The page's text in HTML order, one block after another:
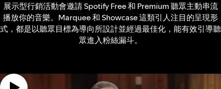
展示型行銷活動會邀請 Spotify Free 和 Premium 聽眾主動串流
播放你的音樂。Marquee 和 Showcase 這類引人注目的呈現形
式，都是以聽眾目標為導向所設計並經過最佳化，能有效引導聽
眾進入粉絲漏斗。